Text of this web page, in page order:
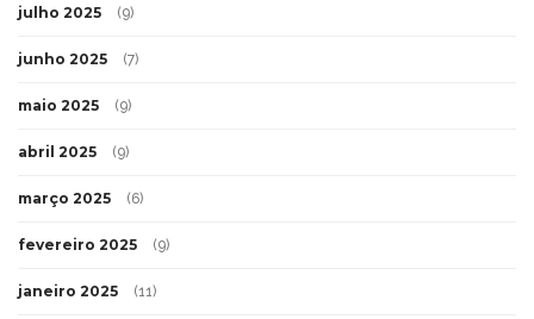
julho 2025 (9)
junho 2025 (7)
maio 2025 (9)
abril 2025 (9)
março 2025 (6)
fevereiro 2025 (9)
janeiro 2025 (11)